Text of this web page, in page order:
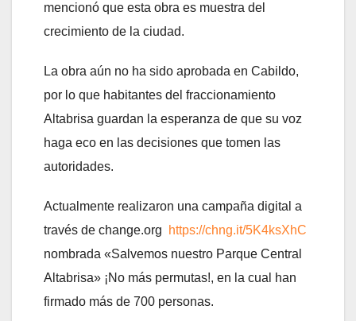
mencionó que esta obra es muestra del
crecimiento de la ciudad.
La obra aún no ha sido aprobada en Cabildo,
por lo que habitantes del fraccionamiento
Altabrisa guardan la esperanza de que su voz
haga eco en las decisiones que tomen las
autoridades.
Actualmente realizaron una campaña digital a
través de change.org
https://chng.it/5K4ksXhC
nombrada «Salvemos nuestro Parque Central
Altabrisa» ¡No más permutas!, en la cual han
firmado más de 700 personas.